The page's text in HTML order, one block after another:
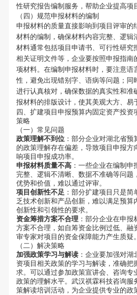
性研究报告编制服务，帮助企业提高项
（四）规范申报材料的编制
申报材料的质量直接影响到项目评审的
材料的编制，确保材料内容完整、逻辑
材料通常包括项目申请书、可行性研究
相关证明文件等，企业要按照申报指南
项材料。在编制申报材料时，要注意语
性，避免出现错别字、语病等问题；同
进行认真核对，确保数据的真实性和准
报材料的排版设计，使其美观大方、易
四、扩建项目申报预算内固定资产投资
策略
（一）常见问题
政策理解不到位：部分企业对湖北省预
的政策理解存在偏差，导致项目申报方
响项目申报成功率。
申报材料质量不高：一些企业在编制申
完整、逻辑不清晰、数据不准确等问题
优势和价值，难以通过评审。
项目创新性不足：部分扩建项目只是简
乏技术创新和产品创新，难以满足预算
创新性和引领性的要求。
资金筹措方案不合理：部分企业在申报
方案不合理，如自筹资金比例过低、融
审专家对项目的资金保障能力产生质疑。
（二）解决策略
加强政策学习与解读：企业要加强对湖
资项目相关政策的学习与解读，准确把
求。可以通过参加政策宣讲会、咨询专
政策的理解水平。武汉祺霖科技咨询服
策解读培训活动，为企业提供专业的政